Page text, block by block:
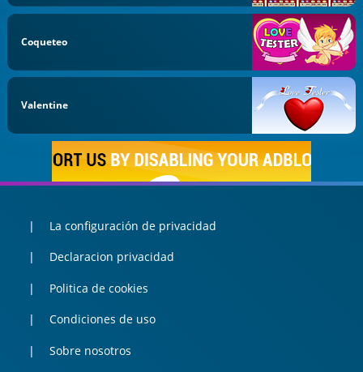
Coqueteo
Valentine
La configuración de privacidad
Declaracion privacidad
Politica de cookies
Condiciones de uso
Sobre nosotros